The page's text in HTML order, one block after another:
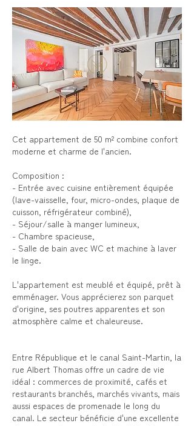
Cet appartement de 50 m² combine confort
moderne et charme de l'ancien.
Composition :
- Entrée avec cuisine entièrement équipée
(lave-vaisselle, four, micro-ondes, plaque de
cuisson, réfrigérateur combiné),
- Séjour/salle à manger lumineux,
- Chambre spacieuse,
- Salle de bain avec WC et machine à laver
le linge.
L'appartement est meublé et équipé, prêt à
emménager. Vous apprécierez son parquet
d'origine, ses poutres apparentes et son
atmosphère calme et chaleureuse.
Entre République et le canal Saint-Martin, la
rue Albert Thomas offre un cadre de vie
idéal : commerces de proximité, cafés et
restaurants branchés, marchés vivants, mais
aussi espaces de promenade le long du
canal. Le secteur bénéficie d'une excellente